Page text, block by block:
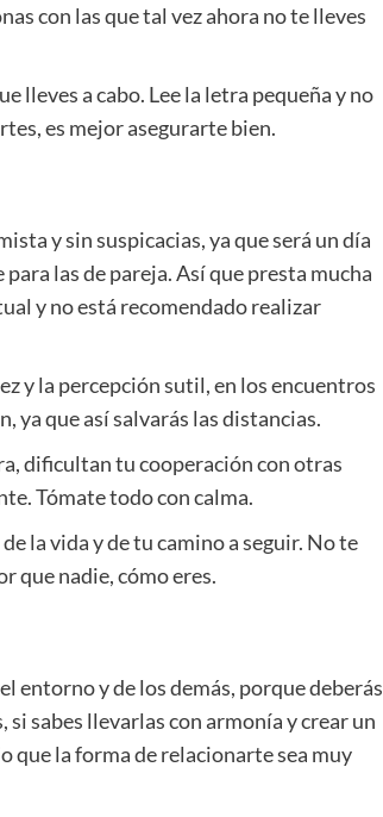
con las que tal vez ahora no te lleves
lleves a cabo. Lee la letra pequeña y no
es mejor asegurarte bien.
y sin suspicacias, ya que será un día
las de pareja. Así que presta mucha
y no está recomendado realizar
y la percepción sutil, en los encuentros
ya que así salvarás las distancias.
dificultan tu cooperación con otras
Tómate todo con calma.
la vida y de tu camino a seguir. No te
que nadie, cómo eres.
entorno y de los demás, porque deberás
sabes llevarlas con armonía y crear un
que la forma de relacionarte sea muy